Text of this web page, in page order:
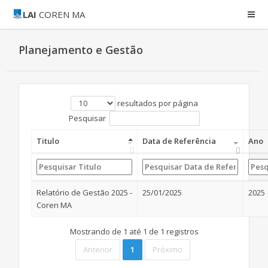
LAI COREN MA
Planejamento e Gestão
resultados por página
Pesquisar
Titulo Data de Referência Ano
Relatório de Gestão 2025 -
Coren MA
25/01/2025 2025
Mostrando de 1 até 1 de 1 registros
Anterior
1 Próximo